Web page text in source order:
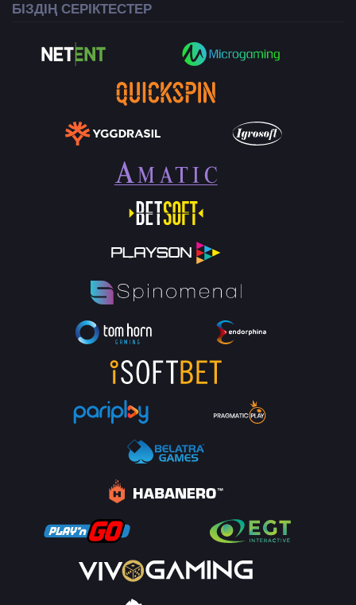
БІЗДІҢ СЕРІКТЕСТЕР